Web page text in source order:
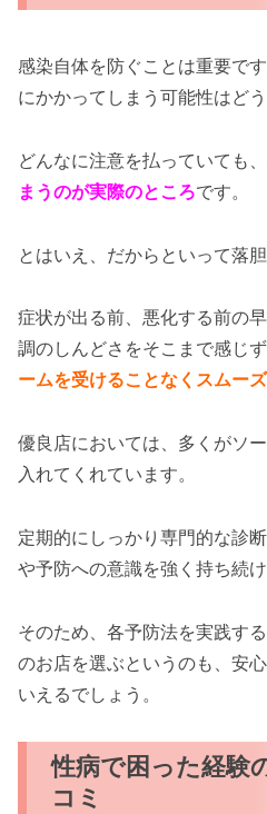
感染自体を防ぐことは重要で
にかかってしまう可能性はど
どんなに注意を払っていても、
まうのが実際のところです。
とはいえ、だからといって落
症状が出る前、悪化する前の
調のしんどさをそこまで感じ
ームを受けることなくスムー
優良店においては、多くがソ
入れてくれています。
定期的にしっかり専門的な診
や予防への意識を強く持ち続
そのため、各予防法を実践す
のお店を選ぶというのも、安
いえるでしょう。
性病で困った経験
コミ